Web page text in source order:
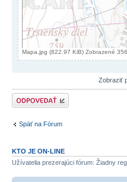
Mapa.jpg (822.97 KiB) Zobrazené
Zobraziť
Odoslať odpoveď
Späť na Fórum
KTO JE ON-LINE
Užívatelia prezerajúci fórum: Žiadny